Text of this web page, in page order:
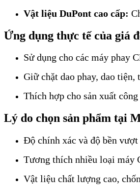
Vật liệu DuPont cao cấp:
Ứng dụng thực tế của giá
Sử dụng cho các máy phay
Giữ chặt dao phay, dao
Thích hợp cho sản xuất
Lý do chọn sản phẩm tại
Độ chính xác và độ bền
Tương thích nhiều loại máy
Vật liệu chất lượng cao,